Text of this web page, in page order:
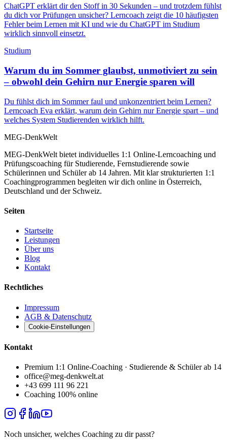
ChatGPT erklärt dir den Stoff in 30 Sekunden – und trotzdem fühlst
du dich vor Prüfungen unsicher? Lerncoach zeigt die 10 häufigsten
Fehler beim Lernen mit KI und wie du ChatGPT im Studium
wirklich sinnvoll einsetzt.
Studium
Warum du im Sommer glaubst, unmotiviert zu sein
– obwohl dein Gehirn nur Energie sparen will
Du fühlst dich im Sommer faul und unkonzentriert beim Lernen?
Lerncoach Eva erklärt, warum dein Gehirn nur Energie spart – und
welches System Studierenden wirklich hilft.
MEG-DenkWelt
MEG-DenkWelt bietet individuelles 1:1 Online-Lerncoaching und
Prüfungscoaching für Studierende, Fernstudierende sowie
Schülerinnen und Schüler ab 14 Jahren. Mit klar strukturierten 1:1
Coachingprogrammen begleiten wir dich online in Österreich,
Deutschland und der Schweiz.
Seiten
Startseite
Leistungen
Über uns
Blog
Kontakt
Rechtliches
Impressum
AGB & Datenschutz
Cookie-Einstellungen
Kontakt
Premium 1:1 Online-Coaching · Studierende & Schüler ab 14
office@meg-denkwelt.at
+43 699 111 96 221
Coaching 100% online
Noch unsicher, welches Coaching zu dir passt?